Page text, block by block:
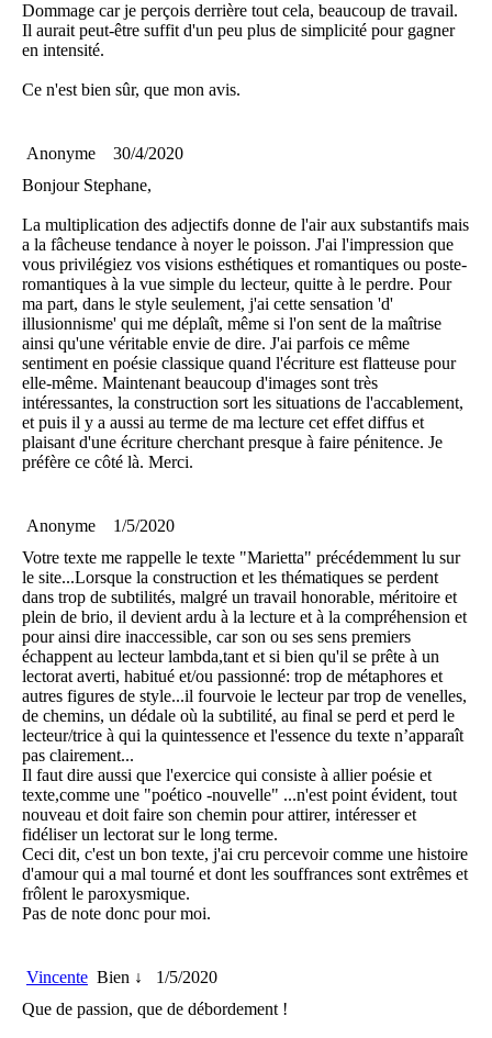
Dommage car je perçois derrière tout cela, beaucoup de travail.
Il aurait peut-être suffit d'un peu plus de simplicité pour gagner
en intensité.
Ce n'est bien sûr, que mon avis.
Anonyme
30/4/2020
Bonjour Stephane,
La multiplication des adjectifs donne de l'air aux substantifs mais
a la fâcheuse tendance à noyer le poisson. J'ai l'impression que
vous privilégiez vos visions esthétiques et romantiques ou poste-
romantiques à la vue simple du lecteur, quitte à le perdre. Pour
ma part, dans le style seulement, j'ai cette sensation 'd'
illusionnisme' qui me déplaît, même si l'on sent de la maîtrise
ainsi qu'une véritable envie de dire. J'ai parfois ce même
sentiment en poésie classique quand l'écriture est flatteuse pour
elle-même. Maintenant beaucoup d'images sont très
intéressantes, la construction sort les situations de l'accablement,
et puis il y a aussi au terme de ma lecture cet effet diffus et
plaisant d'une écriture cherchant presque à faire pénitence. Je
préfère ce côté là. Merci.
Anonyme
1/5/2020
Votre texte me rappelle le texte "Marietta" précédemment lu sur
le site...Lorsque la construction et les thématiques se perdent
dans trop de subtilités, malgré un travail honorable, méritoire et
plein de brio, il devient ardu à la lecture et à la compréhension et
pour ainsi dire inaccessible, car son ou ses sens premiers
échappent au lecteur lambda,tant et si bien qu'il se prête à un
lectorat averti, habitué et/ou passionné: trop de métaphores et
autres figures de style...il fourvoie le lecteur par trop de venelles,
de chemins, un dédale où la subtilité, au final se perd et perd le
lecteur/trice à qui la quintessence et l'essence du texte n’apparaît
pas clairement...
Il faut dire aussi que l'exercice qui consiste à allier poésie et
texte,comme une "poético -nouvelle" ...n'est point évident, tout
nouveau et doit faire son chemin pour attirer, intéresser et
fidéliser un lectorat sur le long terme.
Ceci dit, c'est un bon texte, j'ai cru percevoir comme une histoire
d'amour qui a mal tourné et dont les souffrances sont extrêmes et
frôlent le paroxysmique.
Pas de note donc pour moi.
Vincente Bien ↓
1/5/2020
Que de passion, que de débordement !